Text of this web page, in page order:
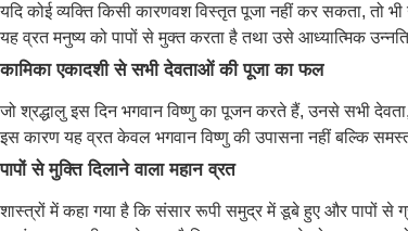
यदि कोई व्यक्ति किसी कारणवश विस्तृत पूजा नहीं कर सकता, तो
यह व्रत मनुष्य को पापों से मुक्त करता है तथा उसे आध्यात्मिक
कामिका एकादशी से सभी देवताओं की पूजा का फल
जो श्रद्धालु इस दिन भगवान विष्णु का पूजन करते हैं, उनसे सभी देवता,
इस कारण यह व्रत केवल भगवान विष्णु की उपासना नहीं बल्कि
पापों से मुक्ति दिलाने वाला महान व्रत
शास्त्रों में कहा गया है कि संसार रूपी समुद्र में डूबे हुए और पापों से